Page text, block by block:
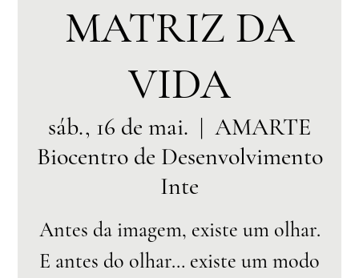
MATRIZ DA
VIDA
sáb., 16 de mai.
  |
AMARTE
Biocentro de Desenvolvimento
Inte
Antes da imagem, existe um olhar.
E antes do olhar… existe um modo